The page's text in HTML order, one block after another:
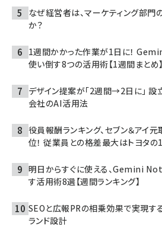
なぜ経営者は、マーケティング部門
か？
1週間かかった作業が1日に！
使い倒す8つの活用術【1週間まとめ】
デザイン提案が「2週間→2日に」
会社のAI活用法
役員報酬ランキング、セブン＆アイ
位！ 従業員との格差最大はトヨタの
明日からすぐに使える、Gemini
す活用術8選【週間ランキング】
SEOと広報PRの相乗効果で実現す
ランド設計